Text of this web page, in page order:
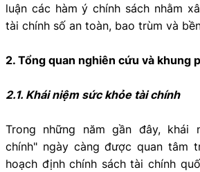
luận các hàm ý chính sách nhằm
tài chính số an toàn, bao trùm và
2. Tổng quan nghiên cứu và khung
2.1. Khái niệm sức khỏe tài chính
Trong những năm gần đây, khái
chính" ngày càng được quan tâm
hoạch định chính sách tài chính